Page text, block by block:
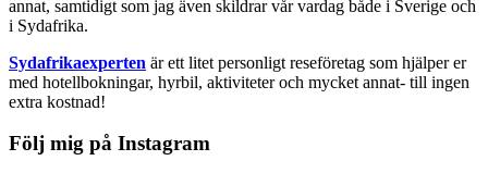
annat, samtidigt som jag även skildrar vår vardag både i Sverige och
i Sydafrika.
Sydafrikaexperten är ett litet personligt reseföretag som hjälper er
med hotellbokningar, hyrbil, aktiviteter och mycket annat- till ingen
extra kostnad!
Följ mig på Instagram